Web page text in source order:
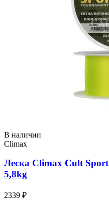
В наличии
Climax
Леска Climax Cult
5,8kg
2339 ₽